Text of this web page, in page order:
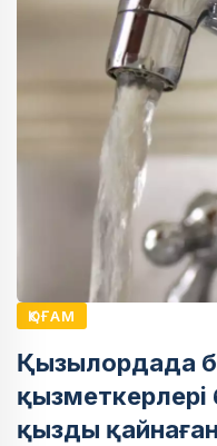
ҚОҒАМ
Қызылордада
қызды